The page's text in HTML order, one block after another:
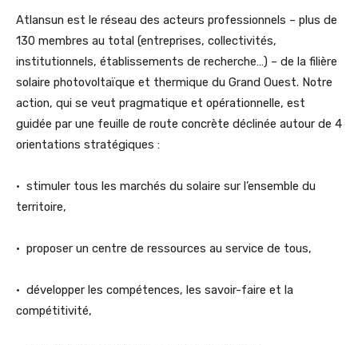
Atlansun est le réseau des acteurs professionnels – plus de
130 membres au total (entreprises, collectivités,
institutionnels, établissements de recherche…) – de la filière
solaire photovoltaïque et thermique du Grand Ouest. Notre
action, qui se veut pragmatique et opérationnelle, est
guidée par une feuille de route concrète déclinée autour de 4
orientations stratégiques :
• stimuler tous les marchés du solaire sur l’ensemble du
territoire,
• proposer un centre de ressources au service de tous,
• développer les compétences, les savoir-faire et la
compétitivité,